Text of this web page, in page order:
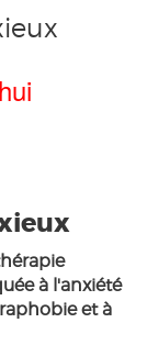
à l'anxiété
et à